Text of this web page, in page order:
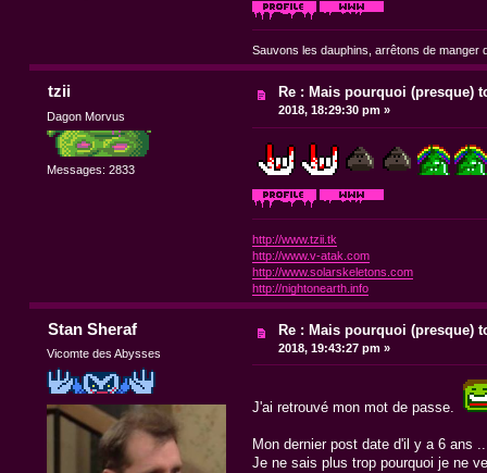
Sauvons les dauphins, arrêtons de manger
tzii
Dagon Morvus
Messages: 2833
Re : Mais pourquoi (presque)
2018, 18:29:30 pm »
http://www.tzii.tk
http://www.v-atak.com
http://www.solarskeletons.com
http://nightonearth.info
Stan Sheraf
Vicomte des Abysses
Re : Mais pourquoi (presque)
2018, 19:43:27 pm »
J'ai retrouvé mon mot de passe.
Mon dernier post date d'il y a 6 ans
Je ne sais plus trop pourquoi je ne